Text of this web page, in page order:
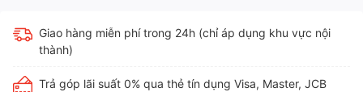
Giao hàng miễn phí trong 24h (chỉ áp dụng khu vực nội
thành)
Trả góp lãi suất 0% qua thẻ tín dụng Visa, Master, JCB